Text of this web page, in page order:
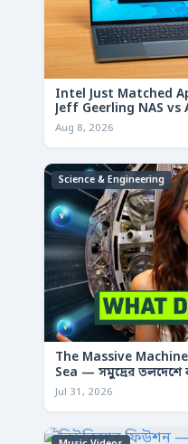
Intel Just Matched
Jeff Geerling NAS vs
Aug 8, 2026
Science & Engineering
The Massive
Sea — সমুদ্রের তলদেশে
Jul 31, 2026